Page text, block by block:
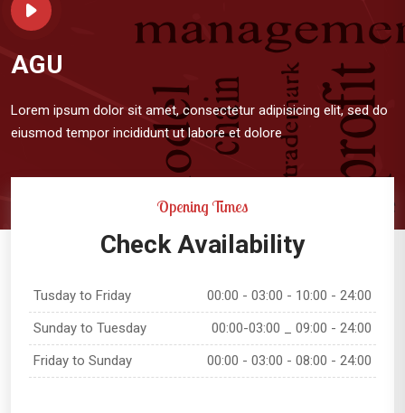
AGU
Lorem ipsum dolor sit amet, consectetur adipisicing elit, sed do
eiusmod tempor incididunt ut labore et dolore
Opening Times
Check Availability
Tusday to Friday
00:00 - 03:00 - 10:00 - 24:00
Sunday to Tuesday
00:00-03:00 _ 09:00 - 24:00
Friday to Sunday
00:00 - 03:00 - 08:00 - 24:00